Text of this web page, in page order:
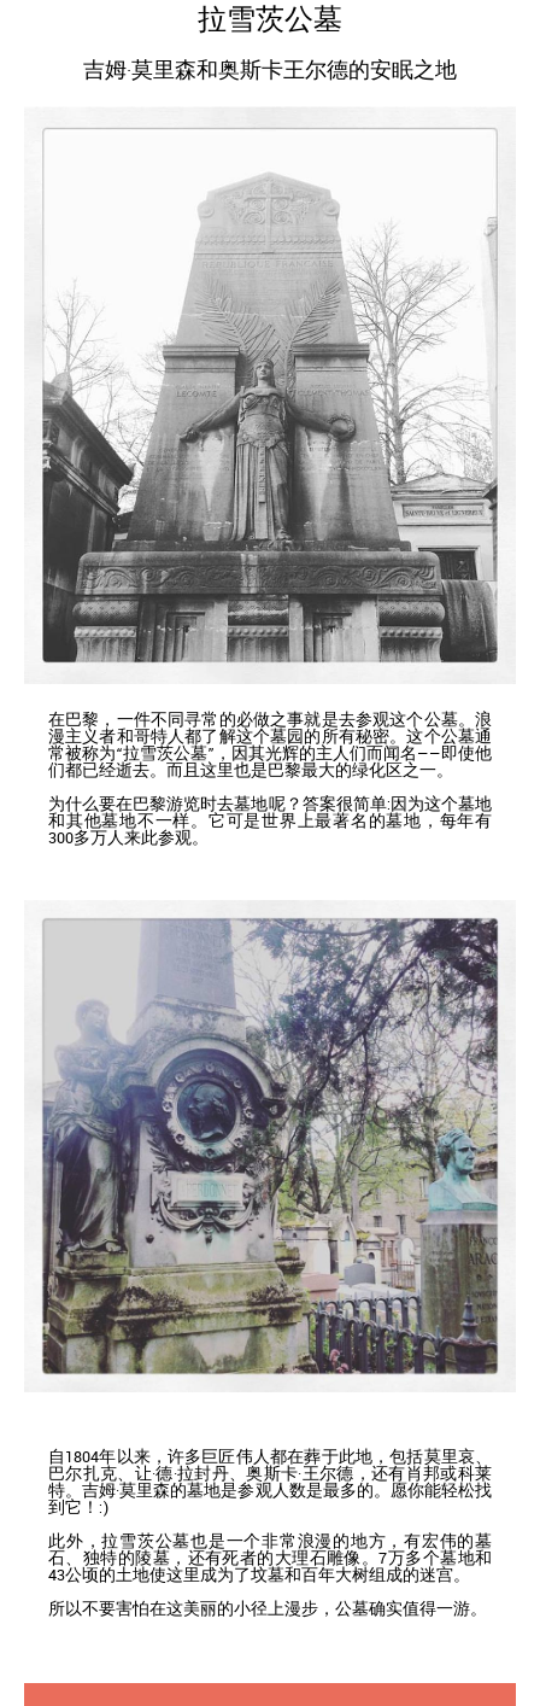
拉雪茨公墓
吉姆·莫里森和奥斯卡王尔德的安眠之地
在巴黎，一件不同寻常的必做之事就是去参观这个公墓。浪
漫主义者和哥特人都了解这个墓园的所有秘密。这个公墓通
常被称为“拉雪茨公墓”，因其光辉的主人们而闻名——即使他
们都已经逝去。而且这里也是巴黎最大的绿化区之一。
为什么要在巴黎游览时去墓地呢？答案很简单:因为这个墓地
和其他墓地不一样。它可是世界上最著名的墓地，每年有
300多万人来此参观。
自1804年以来，许多巨匠伟人都在葬于此地，包括莫里哀、
巴尔扎克、让·德·拉封丹、奥斯卡·王尔德，还有肖邦或科莱
特。吉姆·莫里森的墓地是参观人数是最多的。愿你能轻松找
到它！:)
此外，拉雪茨公墓也是一个非常浪漫的地方，有宏伟的墓
石、独特的陵墓，还有死者的大理石雕像。7万多个墓地和
43公顷的土地使这里成为了坟墓和百年大树组成的迷宫。
所以不要害怕在这美丽的小径上漫步，公墓确实值得一游。